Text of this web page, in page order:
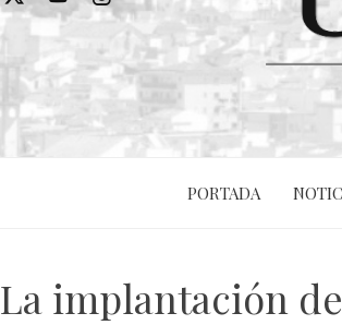
PORTADA
La implantación